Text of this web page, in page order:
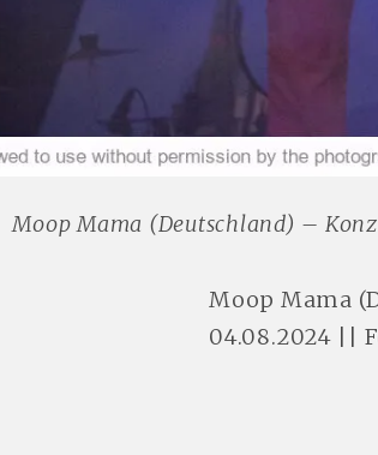
Moop Mama (Deutschland) –
Moop Mama
04.08.2024 ||